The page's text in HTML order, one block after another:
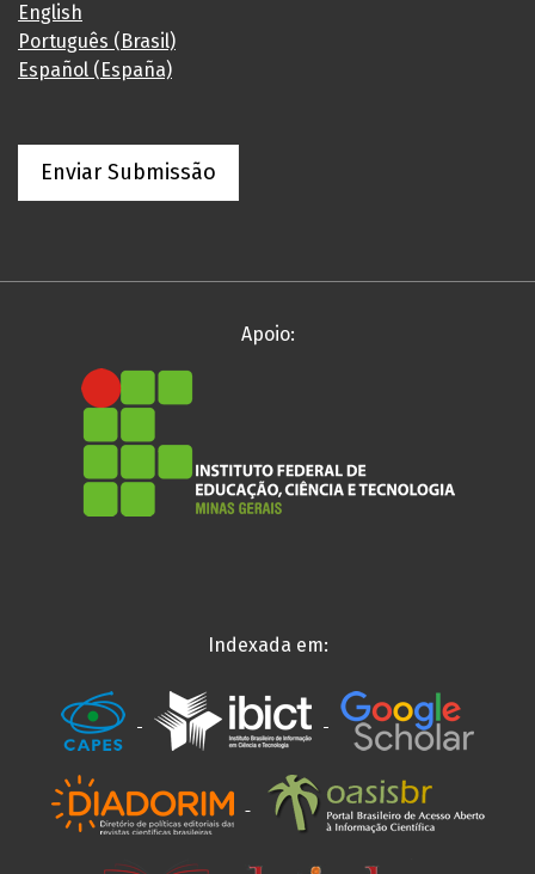
English
Português (Brasil)
Español (España)
Enviar Submissão
Apoio:
Indexada em: